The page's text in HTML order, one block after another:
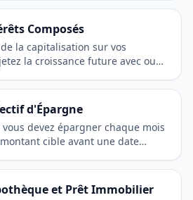
Composés
la capitalisation sur vos
la croissance future avec ou
d'Épargne
devez épargner chaque mois
cible avant une date
et Prêt Immobilier